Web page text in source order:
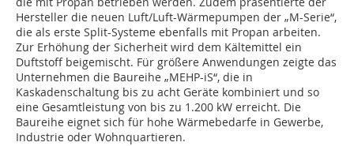
Hersteller die neuen Luft/Luft-Wärmepumpen der „M-Serie“,
die als erste Split-Systeme ebenfalls mit Propan arbeiten.
Zur Erhöhung der Sicherheit wird dem Kältemittel ein
Duftstoff beigemischt. Für größere Anwendungen zeigte das
Unternehmen die Baureihe „MEHP-iS“, die in
Kaskadenschaltung bis zu acht Geräte kombiniert und so
eine Gesamtleistung von bis zu 1.200 kW erreicht. Die
Baureihe eignet sich für hohe Wärmebedarfe in Gewerbe,
Industrie oder Wohnquartieren.